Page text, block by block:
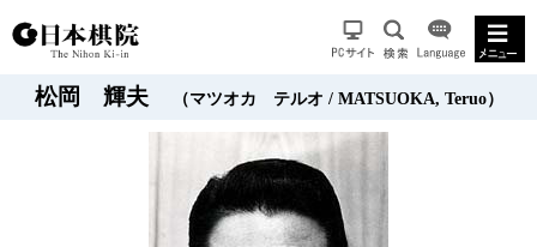
松岡 輝夫 （マツオカ テルオ / MATSUOKA, Teruo）